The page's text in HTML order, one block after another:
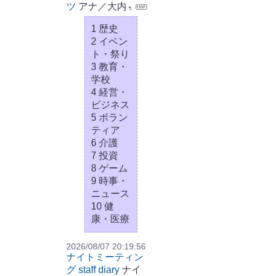
ツ アナ／大内
1 歴史
2 イベン
ト・祭り
3 教育・
学校
4 経営・
ビジネス
5 ボラン
ティア
6 介護
7 投資
8 ゲーム
9 時事・
ニュース
10 健
康・医療
2026/08/07 20:19:56
ナイトミーティン
グ staff diary ナイ